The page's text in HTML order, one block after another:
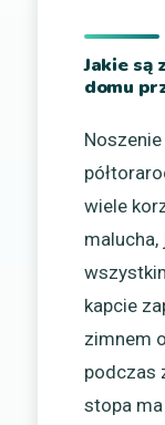
Jakie są
domu
wiele
kapcie
zimnem
podczas
stopa